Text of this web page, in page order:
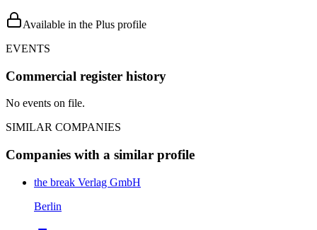
Available in the Plus profile
EVENTS
Commercial register history
No events on file.
SIMILAR COMPANIES
Companies with a similar profile
the break Verlag GmbH
Berlin